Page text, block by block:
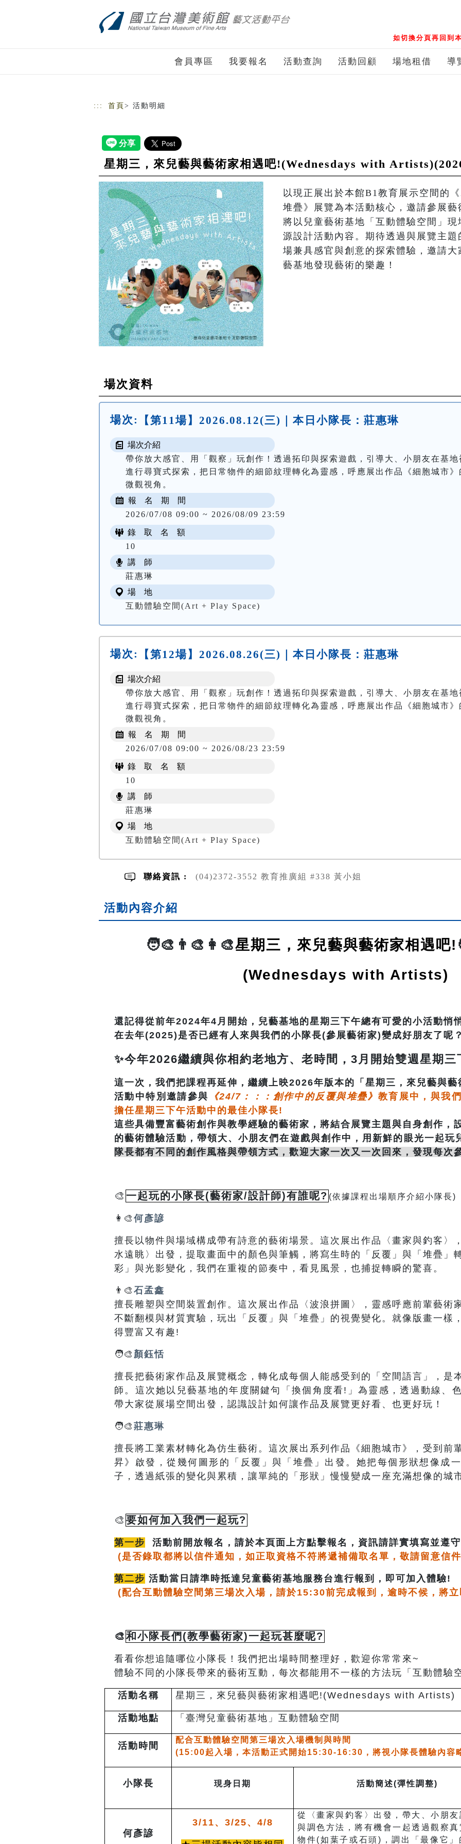
如切換分頁再回到
會員專區 我要報名 活動查詢 活動回顧 場地租借 導
::: 首頁 > 活動明細
星期三，來兒藝與藝術家相遇吧!(Wednesdays with
以現正展出於本館B1教育展示空間的
堆疊》展覽為本活動核心，邀請參展
將以兒童藝術基地「互動體驗空間」
源設計活動內容。期待透過與展覽主
場兼具感官與創意的探索體驗，邀請
藝基地發現藝術的樂趣！
場次資料
場次: 【第11場】2026.08.12(三)｜本日小隊長：莊惠琳
場次介紹
帶你放大感官、用「觀察」玩創作！透過拓印與探索遊戲，引導大、小朋友在基地
進行尋寶式探索，把日常物件的細節紋理轉化為靈感，呼應展出作品《細胞城市》
微觀視角。
報 名 期 間
2026/07/08 09:00 ~ 2026/08/09 23:59
錄 取 名 額
10
講 師
莊惠琳
場 地
互動體驗空間(Art + Play Space)
場次: 【第12場】2026.08.26(三)｜本日小隊長：莊惠琳
場次介紹
帶你放大感官、用「觀察」玩創作！透過拓印與探索遊戲，引導大、小朋友在基地
進行尋寶式探索，把日常物件的細節紋理轉化為靈感，呼應展出作品《細胞城市》
微觀視角。
報 名 期 間
2026/07/08 09:00 ~ 2026/08/23 23:59
錄 取 名 額
10
講 師
莊惠琳
場 地
互動體驗空間(Art + Play Space)
聯絡資訊 : (04)2372-3552 教育推廣組 #338 黃小姐
活動內容介紹
🧑‍🎨👨‍🎨👩‍🎨星期三，來兒藝與藝術家相遇吧!
(Wednesdays with Artists)
還記得從前年2024年4月開始，兒藝基地的星期三下午總有可愛的小活動悄
在去年(2025)是否已經有人來與我們的小隊長(參展藝術家)變成好朋友了呢
✨今年2026繼續與你相約老地方、老時間，3月開始雙週星期三
這一次，我們把課程再延伸，繼續上映2026年版本的「星期三，來兒藝與
活動中特別邀請參與
《24/7：：：創作中的反覆與堆疊》 教育展中，與我
擔任星期三下午活動中的最佳小隊長!
這些具備豐富藝術創作與教學經驗的藝術家，將結合展覽主題與自身創作，
的藝術體驗活動，帶領大、小朋友們在遊戲與創作中，用新鮮的眼光一起玩
隊長都有不同的創作風格與帶領方式，歡迎大家一次又一次回來，發現每次
🎨 一起玩的小隊長(藝術家/設計師)有誰呢? (依據課程出場順序介紹小隊長)
👩‍🎨 何彥諺
擅長以物件與場域構成帶有詩意的藝術場景。這次展出作品〈畫家與釣客〉
水遠眺〉出發，提取畫面中的顏色與筆觸，將寫生時的「反覆」與「堆疊」
彩」與光影變化，我們在重複的節奏中，看見風景，也捕捉轉瞬的驚喜。
👨‍🎨 石孟鑫
擅長雕塑與空間裝置創作。這次展出作品〈波浪拼圖〉， 靈感呼應前輩藝術
不斷翻模與材質實驗，玩出「反覆」與「堆疊」的視覺變化。就像版畫一樣
得豐富又有趣!
🧑‍🎨 顏鈺恬
擅長把藝術家作品及展覽概念，轉化成每個人能感受到的「空間語言」，是
師。這次她以兒藝基地的年度關鍵句「換個角度看!」為靈感，透過動線、
帶大家從展場空間出發，認識設計如何讓作品及展覽更好看、也更好玩！
🧑‍🎨 莊惠琳
擅長將工業素材轉化為仿生藝術。這次展出系列作品《細胞城市》，受到前
昇》啟發，從幾何圖形的「反覆」與「堆疊」出發。她把每個形狀想像成
子，透過紙張的變化與累積，讓單純的「形狀」慢慢變成一座充滿想像的城
🎨 要如何加入我們一起玩?
第一步 活動前開放報名，請於本頁面上方點擊報名，資訊請詳實填寫並遵
(是否錄取都將以信件通知，如正取資格不符將遞補備取名單，敬請留意信
第二步 活動當日請準時抵達兒童藝術基地服務台進行報到，即可加入體驗!
(配合互動體驗空間第三場次入場，請於15:30前完成報到，逾時不候，將
🎨和小隊長們(教學藝術家)一起玩甚麼呢?
看看你想追隨哪位小隊長！我們把出場時間整理好，歡迎你常常來~
體驗不同的小隊長帶來的藝術互動，每次都能用不一樣的方法玩「互動體驗
活動名稱 星期三，來兒藝與藝術家相遇吧!(Wednesdays with Artists)
活動地點 「臺灣兒童藝術基地」互動體驗空間
活動時間
配合互動體驗空間第三場次入場機制與時間
(15:00起入場，本活動正式開始15:30-16:30，將視小隊長體驗內容
小隊長 現身日期 活動簡述(彈性調整)
何彥諺
3/11、3/25、4/8
從〈畫家與釣客〉出發，帶大、小朋
與調色方法，將有機會一起透過觀察
物件(如葉子或石頭)，調出「最像它」